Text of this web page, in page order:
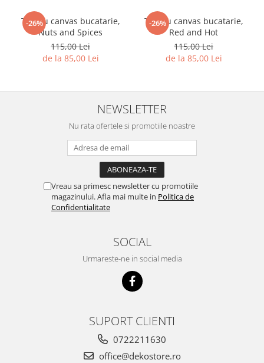
-26%
Tablou canvas bucatarie,
Nuts and Spices
115,00 Lei
de la 85,00 Lei
-26%
Tablou canvas bucatarie,
Red and Hot
115,00 Lei
de la 85,00 Lei
NEWSLETTER
Nu rata ofertele si promotiile noastre
Vreau sa primesc newsletter cu promotiile
magazinului. Afla mai multe in Politica de
Confidentialitate
SOCIAL
Urmareste-ne in social media
SUPORT CLIENTI
0722211630
office@dekostore.ro